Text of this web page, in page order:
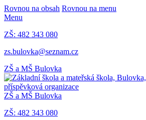
Rovnou na obsah Rovnou na menu
Menu
ZŠ: 482 343 080
zs.bulovka@seznam.cz
ZŠ a MŠ Bulovka
ZŠ a MŠ Bulovka
ZŠ: 482 343 080